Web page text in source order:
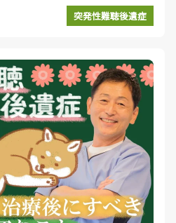
突発性難聴後遺症